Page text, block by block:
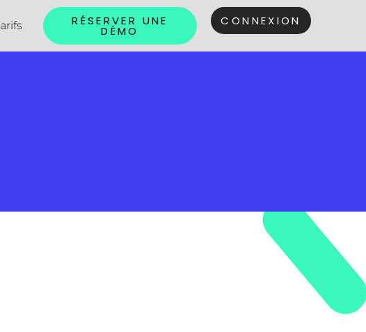
RÉSERVER UNE
DÉMO
CONNEXION